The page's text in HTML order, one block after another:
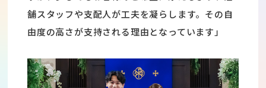
舗スタッフや支配人が工夫を凝らします。その自
由度の高さが支持される理由となっています」